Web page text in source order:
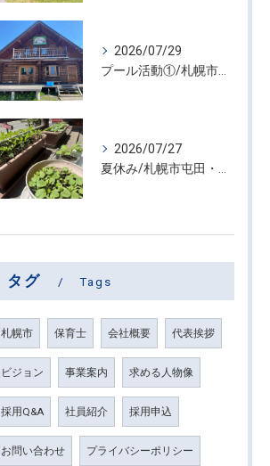
2026/07/29
2026/07/27
タグ Tags
札幌市 保育士 会社概要 代表挨拶
ビジョン 事業案内 求める人物像
採用Q&A 社員紹介 採用申込
お問い合わせ プライバシーポリシー